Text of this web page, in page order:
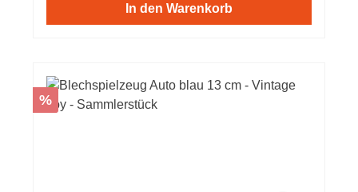
In den Warenkorb
Rabatt
%